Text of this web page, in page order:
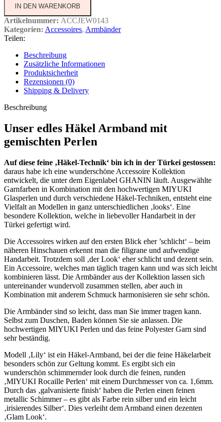
IN DEN WARENKORB
Artikelnummer: ACCJEW0143
Kategorien: Accessoires, Armbänder
Teilen:
Beschreibung
Zusätzliche Informationen
Produktsicherheit
Rezensionen (0)
Shipping & Delivery
Beschreibung
Unser edles Häkel Armband mit
gemischten Perlen
Auf diese feine ‚Häkel-Technik‘ bin ich in der Türkei gestossen:
daraus habe ich eine wunderschöne Accessoire Kollektion
entwickelt, die unter dem Eigenlabel GHANIN läuft. Ausgewählte
Garnfarben in Kombination mit den hochwertigen MIYUKI
Glasperlen und durch verschiedene Häkel-Techniken, entsteht eine
Vielfalt an Modellen in ganz unterschiedlichen ‚looks‘. Eine
besondere Kollektion, welche in liebevoller Handarbeit in der
Türkei gefertigt wird.
Die Accessoires wirken auf den ersten Blick eher ’schlicht‘ – beim
näheren Hinschauen erkennt man die filigrane und aufwendige
Handarbeit. Trotzdem soll ‚der Look‘ eher schlicht und dezent sein.
Ein Accessoire, welches man täglich tragen kann und was sich leicht
kombinieren lässt. Die Armbänder aus der Kollektion lassen sich
untereinander wundervoll zusammen stellen, aber auch in
Kombination mit anderem Schmuck harmonisieren sie sehr schön.
Die Armbänder sind so leicht, dass man Sie immer tragen kann.
Selbst zum Duschen, Baden können Sie sie anlassen. Die
hochwertigen MIYUKI Perlen und das feine Polyester Garn sind
sehr beständig.
Modell ‚Lily‘ ist ein Häkel-Armband, bei der die feine Häkelarbeit
besonders schön zur Geltung kommt. Es ergibt sich ein
wunderschön schimmernder look durch die feinen, runden
‚MIYUKI Rocaille Perlen‘ mit einem Durchmesser von ca. 1,6mm.
Durch das ‚galvanisierte finish‘ haben die Perlen einen feinen
metallic Schimmer – es gibt als Farbe rein silber und ein leicht
‚irisierendes Silber‘. Dies verleiht dem Armband einen dezenten
‚Glam Look‘.